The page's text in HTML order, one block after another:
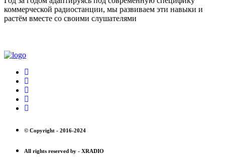
коммерческой радиостанции, мы развиваем эти навыки и
растём вместе со своими слушателями
© Copyright - 2016-2024
All rights reserved by - XRADIO